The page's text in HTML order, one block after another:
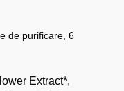
de purificare, 6
Extract*,